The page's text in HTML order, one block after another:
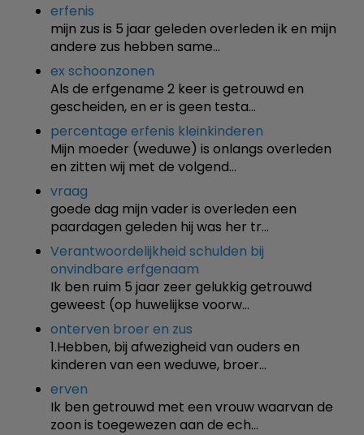
erfenis
mijn zus is 5 jaar geleden overleden ik en mijn
andere zus hebben same…
ex schoonzonen
Als de erfgename 2 keer is getrouwd en
gescheiden, en er is geen testa…
percentage erfenis kleinkinderen
Mijn moeder (weduwe) is onlangs overleden
en zitten wij met de volgend…
vraag
goede dag mijn vader is overleden een
paardagen geleden hij was her tr…
Verantwoordelijkheid schulden bij
onvindbare erfgenaam
Ik ben ruim 5 jaar zeer gelukkig getrouwd
geweest (op huwelijkse voorw…
onterven broer en zus
1.Hebben, bij afwezigheid van ouders en
kinderen van een weduwe, broer…
erven
Ik ben getrouwd met een vrouw waarvan de
zoon is toegewezen aan de ech…